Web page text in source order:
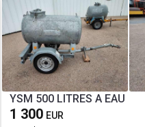
YSM 500 LITRES A EAU
1 300 EUR